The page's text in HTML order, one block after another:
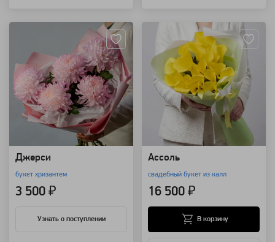
Джерси
букет хризантем
3 500 ₽
Узнать о поступлении
Ассоль
свадебный букет из калл
16 500 ₽
В корзину